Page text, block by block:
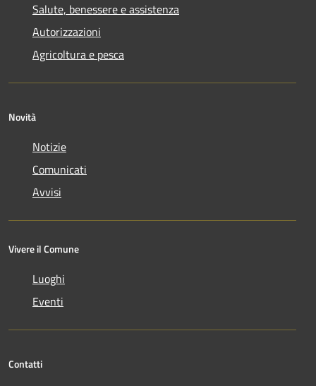
Salute, benessere e assistenza
Autorizzazioni
Agricoltura e pesca
Novità
Notizie
Comunicati
Avvisi
Vivere il Comune
Luoghi
Eventi
Contatti